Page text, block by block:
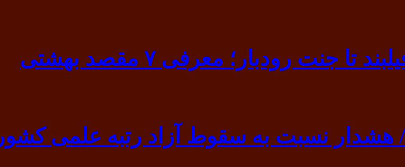
رودبار؛ معرفی ۷ مقصد بهشتی
نسبت به سقوط آزاد رتبه علمی کشور